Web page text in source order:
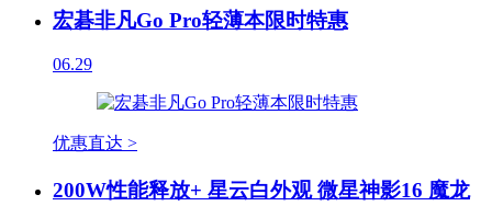
宏碁非凡Go Pro轻薄本限时特惠
06.29
优惠直达 >
200W性能释放+ 星云白外观 微星神影16 魔龙